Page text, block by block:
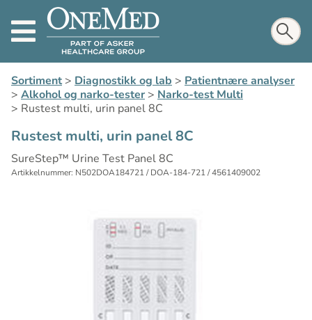
Sortiment> Diagnostikk og lab > Patientnære analyser
> Alkohol og narko-tester> Narko-test Multi
> Rustest multi, urin panel 8C
Rustest multi, urin panel 8C
SureStep™ Urine Test Panel 8C
Artikkelnummer: N502DOA184721 / DOA-184-721 / 4561409002